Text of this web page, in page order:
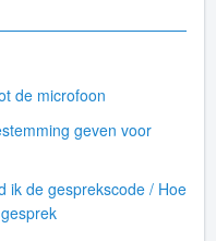
de microfoon
geven voor
ik de gesprekscode / Hoe